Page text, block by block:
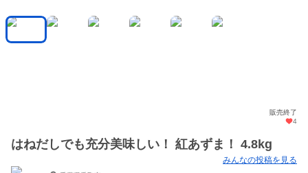
販売終了
4
はねだしでも充分美味しい！ 紅あずま！ 4.8kg
みんなの投稿を見る